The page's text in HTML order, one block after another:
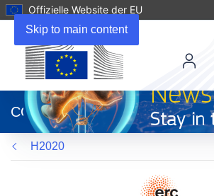
Skip to main content
Offizielle Website der EU
neuem
Fenster)
CORDIS
H2020